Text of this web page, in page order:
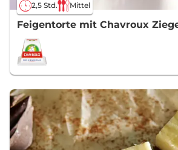
2,5 Std. Mittel
Feigentorte mit Chavroux